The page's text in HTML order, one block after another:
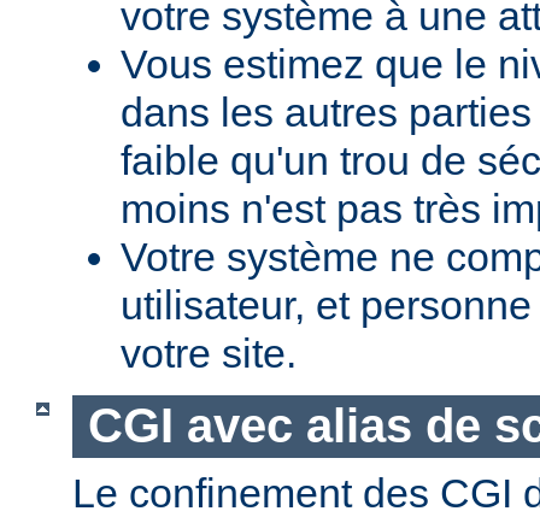
votre système à une
Vous estimez que le
dans les autres
faible qu'un trou de
moins n'est pas très
Votre système ne
utilisateur, et
votre site.
CGI avec alias de
Le confinement des CGI